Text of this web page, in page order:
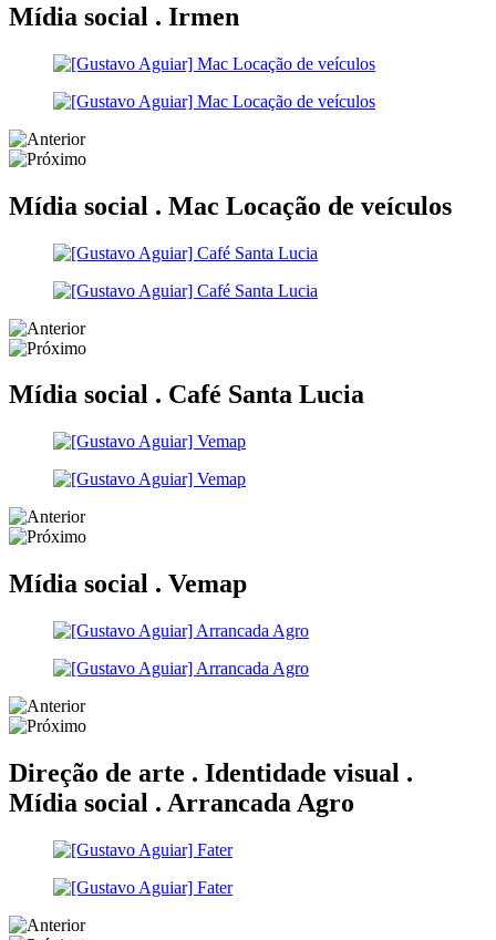
Mídia social . Irmen
Mídia social . Mac Locação de veículos
Mídia social . Café Santa Lucia
Mídia social . Vemap
Direção de arte . Identidade visual .
Mídia social . Arrancada Agro